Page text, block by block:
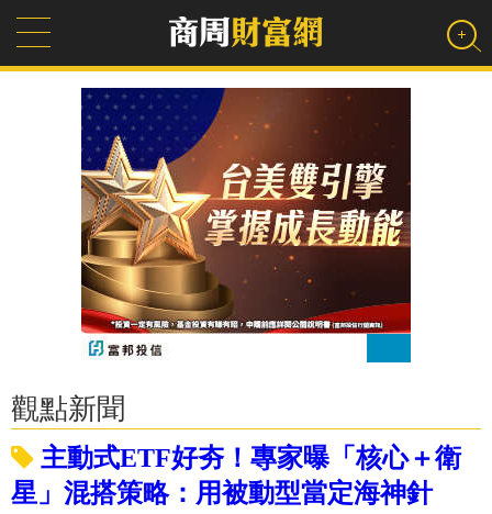
觀點新聞
主動式ETF好夯！專家曝「核心＋衛
星」混搭策略：用被動型當定海神針